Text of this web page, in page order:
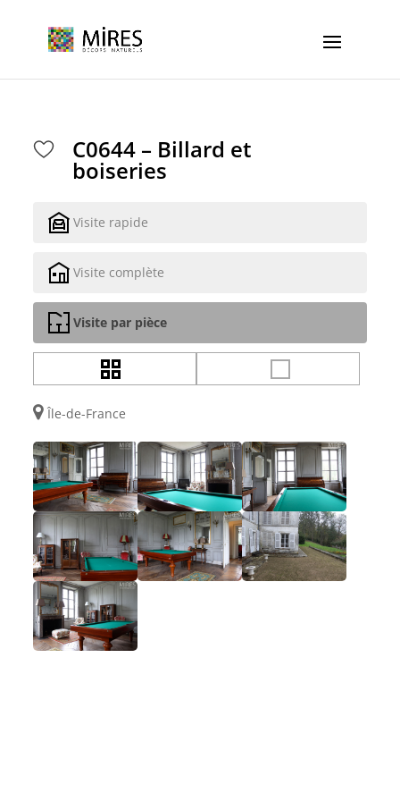
C0644 – Billard et
boiseries
Visite rapide
Visite complète
Visite par pièce
Île-de-France